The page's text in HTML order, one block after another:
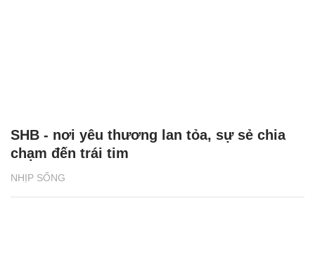
NHỊP SỐNG
SHB - nơi yêu thương lan tỏa, sự sẻ chia
chạm đến trái tim